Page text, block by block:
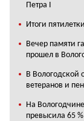
Петра I
Итоги
Вечер памяти
прошел в
В Вологодской
ветеранов и
На
превысила 65 %